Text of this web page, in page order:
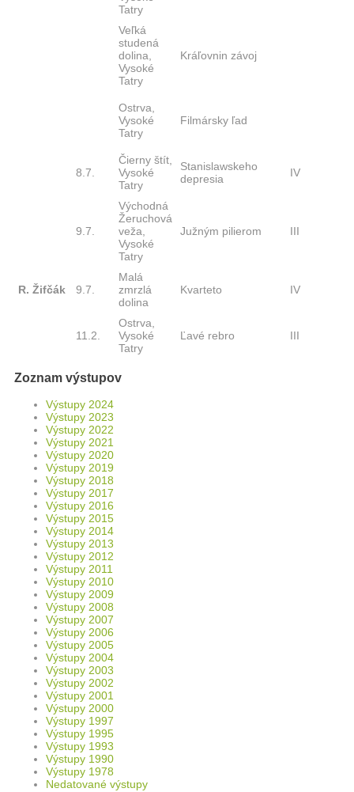
Tatry
Veľká
studená
dolina,
Vysoké
Tatry
Kráľovnin závoj
Ostrva,
Vysoké
Tatry
Filmársky ľad
8.7.
Čierny štít,
Vysoké
Tatry
Stanislawskeho
depresia
IV
9.7.
Východná
Žeruchová
veža,
Vysoké
Tatry
Južným pilierom III
R. Žifčák 9.7.
Malá
zmrzlá
dolina
Kvarteto IV
11.2.
Ostrva,
Vysoké
Tatry
Ľavé rebro III
Zoznam výstupov
Výstupy 2024
Výstupy 2023
Výstupy 2022
Výstupy 2021
Výstupy 2020
Výstupy 2019
Výstupy 2018
Výstupy 2017
Výstupy 2016
Výstupy 2015
Výstupy 2014
Výstupy 2013
Výstupy 2012
Výstupy 2011
Výstupy 2010
Výstupy 2009
Výstupy 2008
Výstupy 2007
Výstupy 2006
Výstupy 2005
Výstupy 2004
Výstupy 2003
Výstupy 2002
Výstupy 2001
Výstupy 2000
Výstupy 1997
Výstupy 1995
Výstupy 1993
Výstupy 1990
Výstupy 1978
Nedatované výstupy